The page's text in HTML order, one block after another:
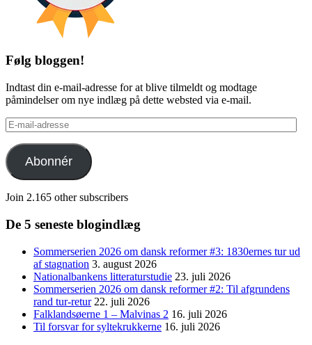
Følg bloggen!
Indtast din e-mail-adresse for at blive tilmeldt og modtage
påmindelser om nye indlæg på dette websted via e-mail.
E-
mail-
adresse
Abonnér
Join 2.165 other subscribers
De 5 seneste blogindlæg
Sommerserien 2026 om dansk reformer #3: 1830ernes tur ud
af stagnation 3. august 2026
Nationalbankens litteraturstudie 23. juli 2026
Sommerserien 2026 om dansk reformer #2: Til afgrundens
rand tur-retur 22. juli 2026
Falklandsøerne 1 – Malvinas 2 16. juli 2026
Til forsvar for syltekrukkerne 16. juli 2026